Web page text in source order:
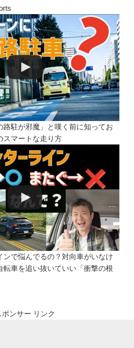
路駐が邪魔」と嘆く前に知ってお
スマートな走り方
ンで悩んでるの？対向車がいなけ
転車を追い抜いていい「衝撃の根
ポンサー リンク